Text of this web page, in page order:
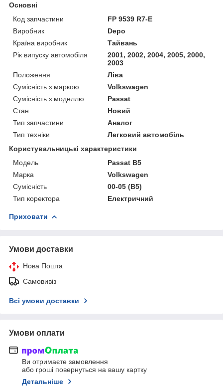
Основні
Код запчастини
FP 9539 R7-E
Виробник
Depo
Країна виробник
Тайвань
Рік випуску автомобіля
2001, 2002, 2004, 2005, 2000,
2003
Положення
Ліва
Сумісність з маркою
Volkswagen
Сумісність з моделлю
Passat
Стан
Новий
Тип запчастини
Аналог
Тип техніки
Легковий автомобіль
Користувальницькі характеристики
Мoдель
Passat B5
Марка
Volkswagen
Сумісність
00-05 (B5)
Тип коректора
Електричний
Приховати
Умови доставки
Нова Пошта
Самовивіз
Всі умови доставки
Умови оплати
Ви отримаєте замовлення
або гроші повернуться на вашу картку
Детальніше